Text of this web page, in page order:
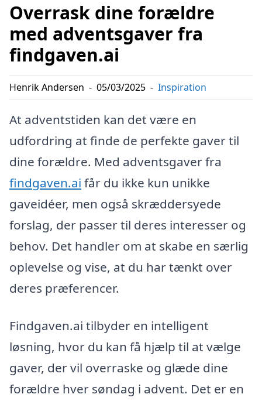
Overrask dine forældre
med adventsgaver fra
findgaven.ai
Henrik Andersen - 05/03/2025 - Inspiration
At adventstiden kan det være en
udfordring at finde de perfekte gaver til
dine forældre. Med adventsgaver fra
findgaven.ai får du ikke kun unikke
gaveidéer, men også skræddersyede
forslag, der passer til deres interesser og
behov. Det handler om at skabe en særlig
oplevelse og vise, at du har tænkt over
deres præferencer.
Findgaven.ai tilbyder en intelligent
løsning, hvor du kan få hjælp til at vælge
gaver, der vil overraske og glæde dine
forældre hver søndag i advent. Det er en